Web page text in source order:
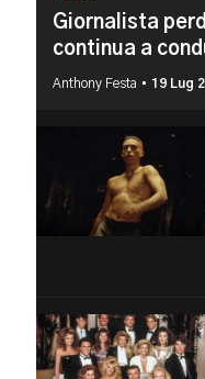
Giornalista
continua a
Anthony Festa • 19 Lug